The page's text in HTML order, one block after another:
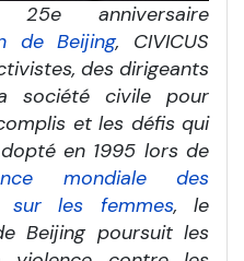
anniversaire
de Beijing, CIVICUS
des dirigeants
société civile pour
et les défis qui
en 1995 lors de
mondiale des
sur les femmes, le
Beijing poursuit les